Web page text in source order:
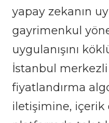
yapay zekanın
gayrimenkul
uygulanışını
İstanbul
fiyatlandırma
iletişimine, içerik